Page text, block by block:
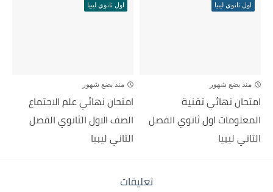
اول ثانوي ليبيا
منذ بضع شهور
امتحان نهائي تقنية
المعلومات اول ثانوي الفصل
الثاني ليبيا
اول ثانوي ليبيا
منذ بضع شهور
امتحان نهائي علم الاجتماع
الصف الاول الثانوي الفصل
الثاني ليبيا
تعليقات